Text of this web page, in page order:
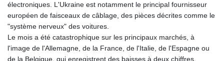
électroniques. L'Ukraine est notamment le principal fournisseur
européen de faisceaux de câblage, des pièces décrites comme le
"système nerveux" des voitures.
Le mois a été catastrophique sur les principaux marchés, à
l'image de l'Allemagne, de la France, de l'Italie, de l'Espagne ou
de la Belgique, qui enregistrent des baisses à deux chiffres.